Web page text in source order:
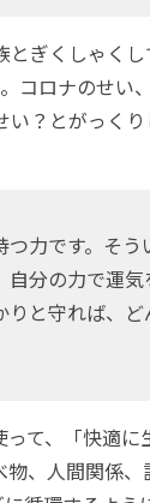
ぎくしゃく
コロナのせい
？とがっく
つ力です。そ
分の力で運
と守れば、
て、「快適に
、人間関係